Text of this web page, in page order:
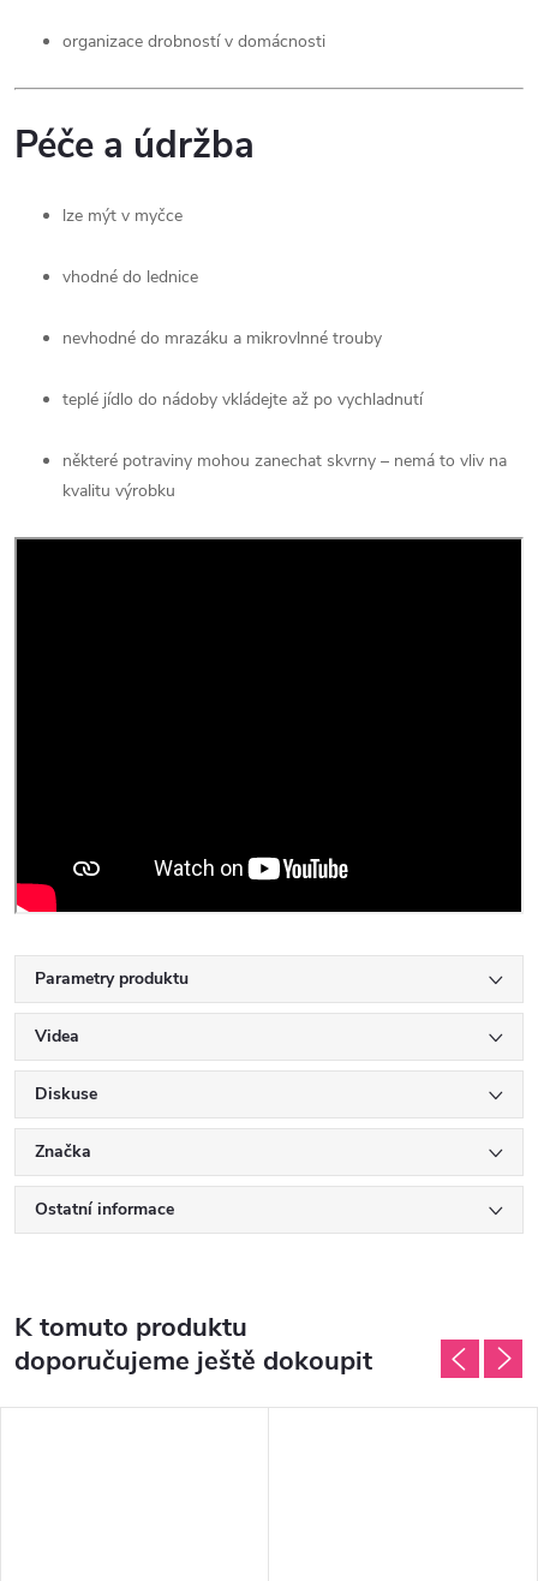
organizace drobností v domácnosti
Péče a údržba
lze mýt v myčce
vhodné do lednice
nevhodné do mrazáku a mikrovlnné trouby
teplé jídlo do nádoby vkládejte až po vychladnutí
některé potraviny mohou zanechat skvrny – nemá to vliv na
kvalitu výrobku
Parametry produktu
Videa
Diskuse
Značka
Ostatní informace
K tomuto produktu
doporučujeme ještě dokoupit